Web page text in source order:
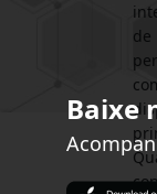
Baixe